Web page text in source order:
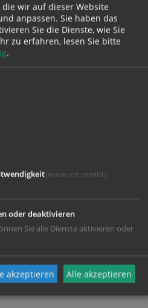
von Frau Herta
heraus ein
Aufgabe die würdige
Begräbnisgottesdienste
der OrganistinAnna
Chor im Jahr 1992 von
wurden schon
als musikalisches Gebet an
wir auf dieser Website
anpassen. Sie haben das
Sie die Dienste, wie Sie
zu erfahren, lesen Sie bitte
.
(immer erforderlich)
oder deaktivieren
Sie alle Dienste aktivieren oder
akzeptieren Alle akzeptieren